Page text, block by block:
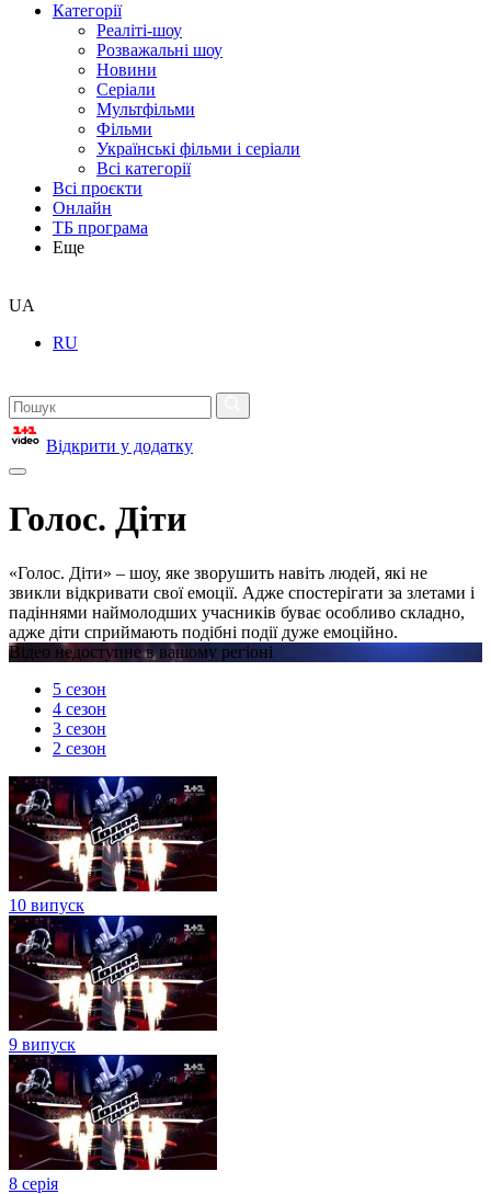
Категорії
Реаліті-шоу
Розважальні шоу
Новини
Серіали
Мультфільми
Фільми
Українські фільми і серіали
Всі категорії
Всі проєкти
Онлайн
ТБ програма
Еще
UA
RU
Відкрити у додатку
Голос. Діти
«Голос. Діти» – шоу, яке зворушить навіть людей, які не
звикли відкривати свої емоції. Адже спостерігати за злетами і
падіннями наймолодших учасників буває особливо складно,
адже діти сприймають подібні події дуже емоційно.
Відео недоступне в вашому регіоні
5 сезон
4 сезон
3 сезон
2 сезон
10 випуск
9 випуск
8 серія